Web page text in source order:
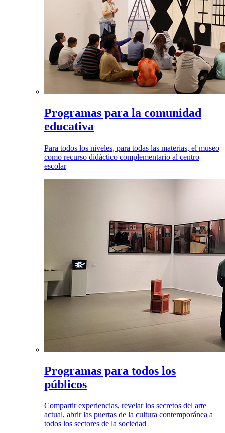
Programas para la comunidad
educativa
Para todos los niveles, para todas las materias, el museo
como recurso didáctico complementario al centro
escolar
Programas para todos los
públicos
Compartir experiencias, revelar los secretos del arte
actual, abrir las puertas de la cultura contemporánea a
todos los sectores de la sociedad